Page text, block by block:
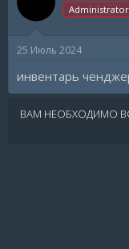
Administrator
25 Июль 2024
инвентарь
ВАМ НЕОБХОДИМО